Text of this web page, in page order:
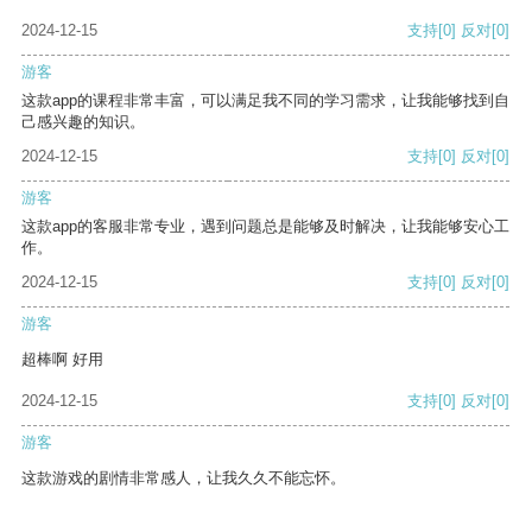
2024-12-15 支持[0] 反对[0]
游客
这款app的课程非常丰富，可以满足我不同的学习需求，让我能够找到自
己感兴趣的知识。
2024-12-15
支持[0] 反对[0]
游客
这款app的客服非常专业，遇到问题总是能够及时解决，让我能够安心工
作。
2024-12-15
支持[0] 反对[0]
游客
超棒啊 好用
2024-12-15 支持[0] 反对[0]
游客
这款游戏的剧情非常感人，让我久久不能忘怀。